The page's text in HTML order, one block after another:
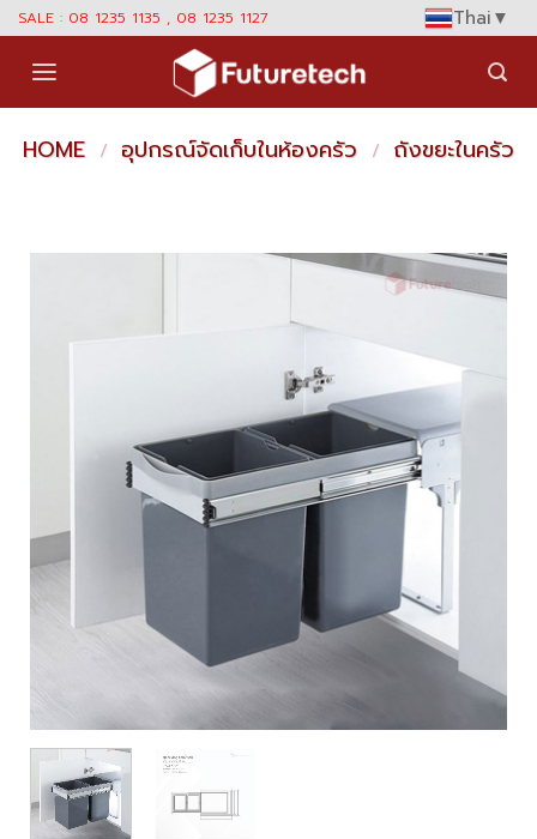
Skip
content
SALE : 08 1235 1135 , 08 1235 1127 Thai▼
HOME / อุปกรณ์จัดเก็บในห้องครัว / ถังขยะในครัว